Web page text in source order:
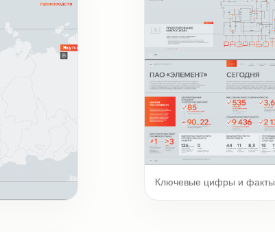
Ключевые цифры и факты